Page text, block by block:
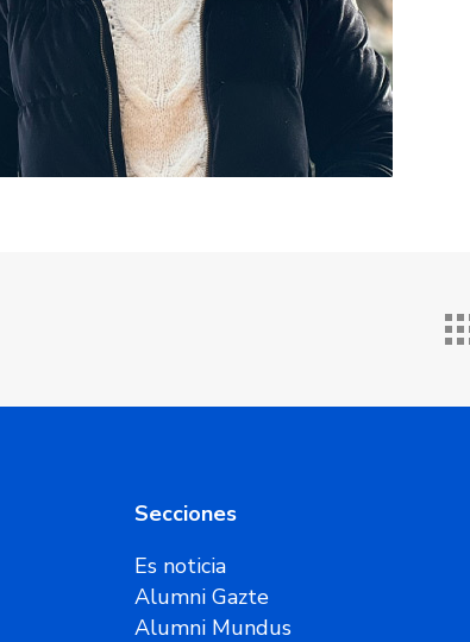
Secciones
Es noticia
Alumni Gazte
Alumni Mundus